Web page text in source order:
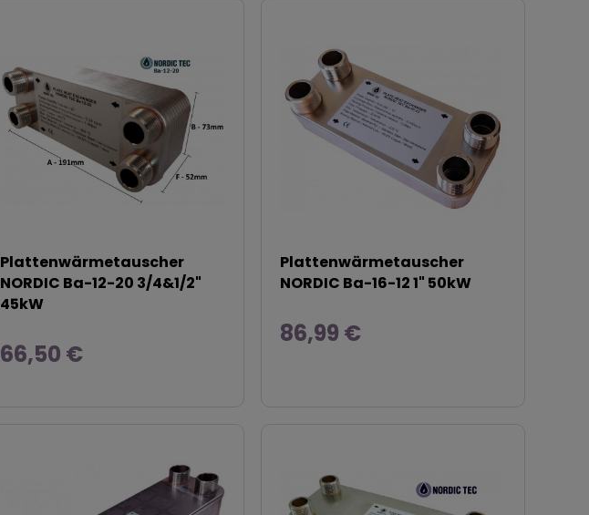
Plattenwärmetauscher
NORDIC Ba-12-20 3/4&1/2"
45kW
66,50 €
Plattenwärmetauscher
NORDIC Ba-16-12 1" 50kW
86,99 €